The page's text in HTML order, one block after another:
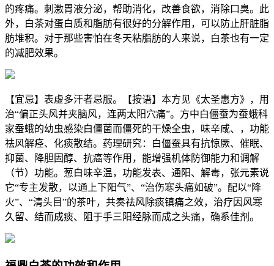
的疼痛。刺激胃液分泌，帮助消化，改善食欲，消除口臭。此
外，白茶对蛋白质和脂肪有很好的分解作用，可以防止肝脏脂
肪堆积。对于那些害怕在冬天粘脂肪的人来说，白茶也有一定
的减肥效果。
【宜忌】表虚多汗者忌服。【按语】本方见《太圣惠方》，用
治“偏正头风并夹脑风，连两太阳穴痛”。方中白僵蚕为蚕蛾科
家蚕蛾的幼虫感染白僵菌而僵死的干燥全虫，味辛咸、，功能
祛风解痉、化痰散结。药理研究：白僵蚕具有抗惊厥、催眠、
抑菌、降胆固醇、抗癌等作用，能增强机体防御能力和调解
（节）功能。葱白味辛温，功能发表、通阳、解毒，张元素说
它“专主发散，以通上下阳气”、“治伤寒头痛如破”。配以“降
火”、“清头目”的茶叶，共奏祛风除痰镇痛之效，治疗因风寒
久留、结而成痰、阻于手三阳经脉而成之头痛，确系佳剂。